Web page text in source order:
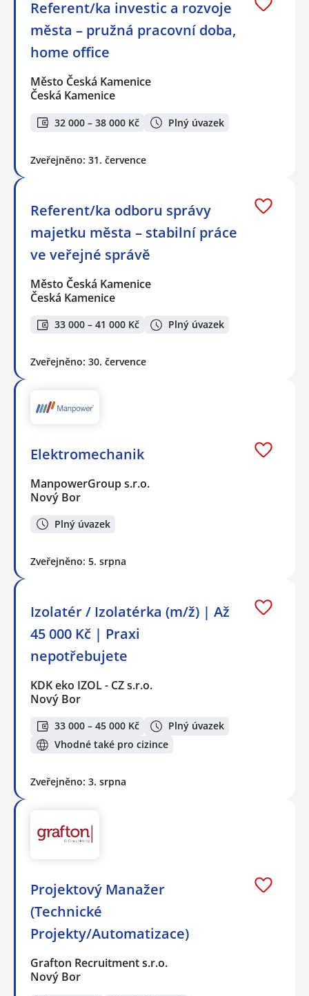
Referent/ka investic a rozvoje
města – pružná pracovní doba,
home office
Město Česká Kamenice
Česká Kamenice
32 000 – 38 000 Kč Plný úvazek
Zveřejněno: 31. července
Referent/ka odboru správy
majetku města – stabilní práce
ve veřejné správě
Město Česká Kamenice
Česká Kamenice
33 000 – 41 000 Kč Plný úvazek
Zveřejněno: 30. července
Elektromechanik
ManpowerGroup s.r.o.
Nový Bor
Plný úvazek
Zveřejněno: 5. srpna
Izolatér / Izolatérka (m/ž) | Až
45 000 Kč | Praxi
nepotřebujete
KDK eko IZOL - CZ s.r.o.
Nový Bor
33 000 – 45 000 Kč
Plný úvazek
Vhodné také pro cizince
Zveřejněno: 3. srpna
Projektový Manažer
(Technické
Projekty/Automatizace)
Grafton Recruitment s.r.o.
Nový Bor